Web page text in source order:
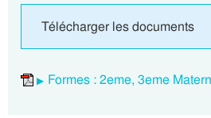
Télécharger les documents
Formes : 2eme, 3eme